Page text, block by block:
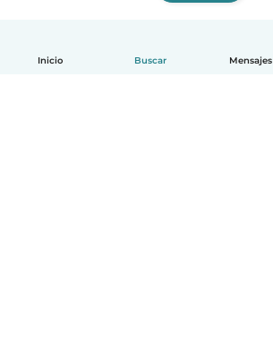
Inicio Buscar Mensajes